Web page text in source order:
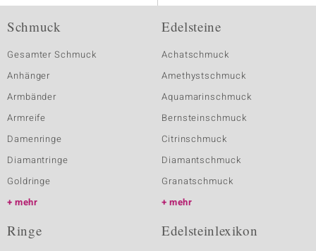
Schmuck
Gesamter Schmuck
Anhänger
Armbänder
Armreife
Damenringe
Diamantringe
Goldringe
mehr
Edelsteine
Achatschmuck
Amethystschmuck
Aquamarinschmuck
Bernsteinschmuck
Citrinschmuck
Diamantschmuck
Granatschmuck
mehr
Ringe Edelsteinlexikon